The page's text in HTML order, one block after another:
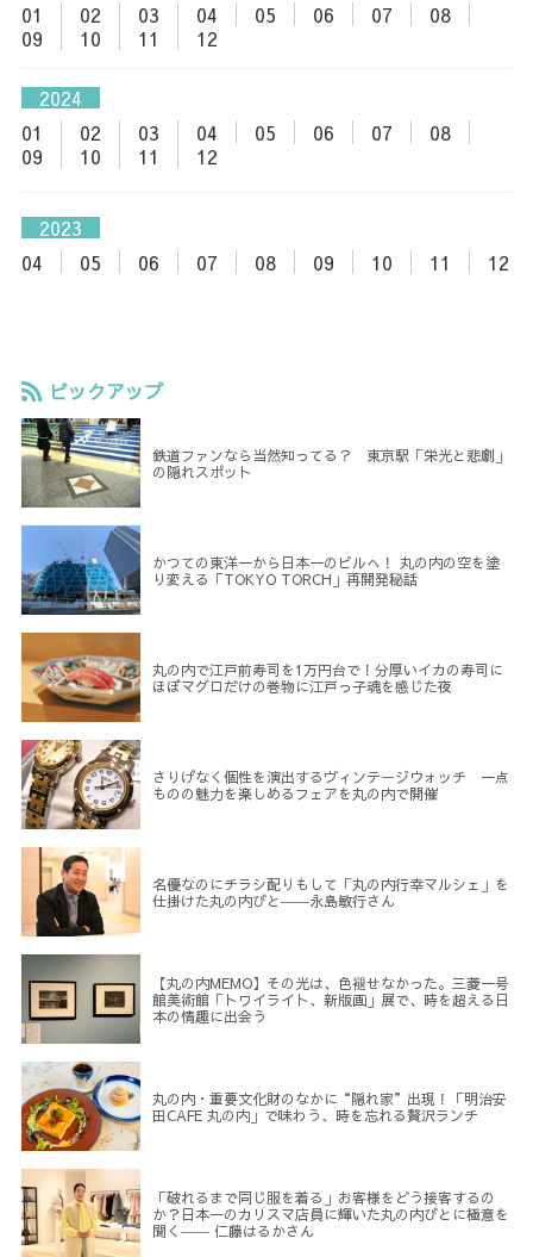
01
02 03 04 05 06 07
08
09
10 11 12
2024
01
02 03 04 05 06 07
08
09
10 11 12
2023
04
05 06 07 08 09 10 11 12
ピックアップ
鉄道ファンなら当然知ってる？ 東京駅「栄光と悲劇」
の隠れスポット
かつての東洋一から日本一のビルへ！ 丸の内の空を塗
り変える「TOKYO TORCH」再開発秘話
丸の内で江戸前寿司を1万円台で！分厚いイカの寿司に
ほぼマグロだけの巻物に江戸っ子魂を感じた夜
さりげなく個性を演出するヴィンテージウォッチ 一点
ものの魅力を楽しめるフェアを丸の内で開催
名優なのにチラシ配りもして「丸の内行幸マルシェ」を
仕掛けた丸の内びと――永島敏行さん
【丸の内MEMO】その光は、色褪せなかった。三菱一号
館美術館「トワイライト、新版画」展で、時を超える日
本の情趣に出会う
丸の内・重要文化財のなかに“隠れ家”出現！「明治安
田CAFE 丸の内」で味わう、時を忘れる贅沢ランチ
「破れるまで同じ服を着る」お客様をどう接客するの
か？日本一のカリスマ店員に輝いた丸の内びとに極意を
聞く―― 仁藤はるかさん